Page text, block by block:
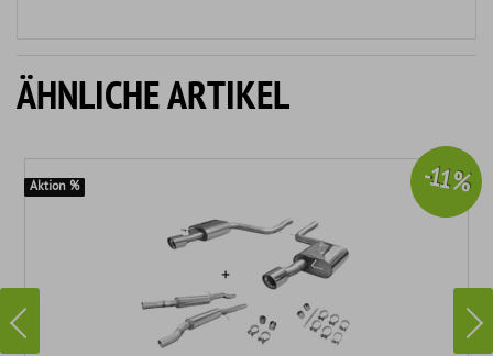
ÄHNLICHE ARTIKEL
-11 %
Aktion %